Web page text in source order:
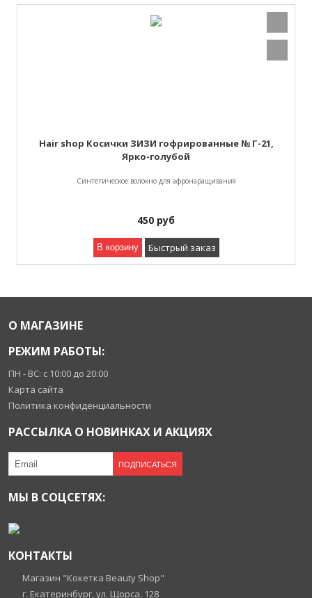
Hair shop Косички ЗИЗИ гофрированные № Г-21,
Ярко-голубой
Синтетическое волокно для афронаращивания
450 руб
В корзину Быстрый заказ
О МАГАЗИНЕ
РЕЖИМ РАБОТЫ:
ПН - ВС: с 10:00 до 20:00
Карта сайта
Политика конфиденциальности
РАССЫЛКА О НОВИНКАХ И АКЦИЯХ
ПОДПИСАТЬСЯ
МЫ В СОЦСЕТЯХ:
КОНТАКТЫ
Магазин "Кокетка Beauty Shop"
г. Екатеринбург, ул. Щорса, 128